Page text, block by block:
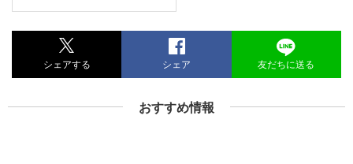
シェアする シェア 友だちに送る
おすすめ情報